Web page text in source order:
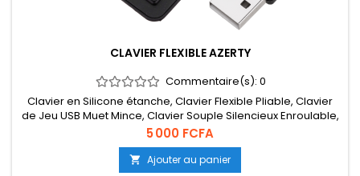
CLAVIER FLEXIBLE AZERTY
Commentaire(s): 0
Clavier en Silicone étanche, Clavier Flexible Pliable, Clavier
de Jeu USB Muet Mince, Clavier Souple Silencieux Enroulable,
Clavier en Silicone Filaire USB pour Ordinateur PC(Le Noir)
Prix
5 000 FCFA
 Ajouter au panier